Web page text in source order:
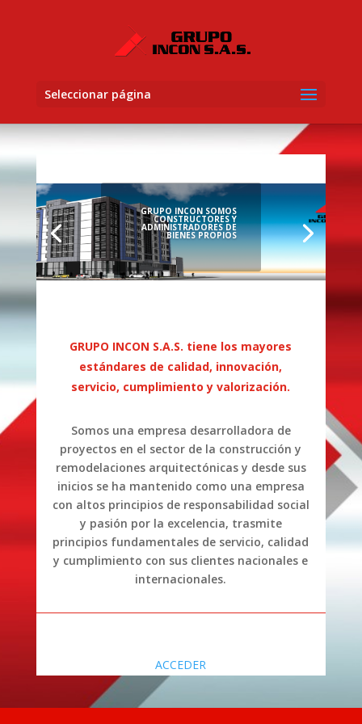
Seleccionar página
GRUPO INCON SOMOS
CONSTRUCTORES Y
ADMINISTRADORES DE
BIENES PROPIOS
GRUPO INCON S.A.S. tiene los mayores
estándares de calidad, innovación,
servicio, cumplimiento y valorización.
Somos una empresa desarrolladora de
proyectos en el sector de la construcción y
remodelaciones arquitectónicas y desde sus
inicios se ha mantenido como una empresa
con altos principios de responsabilidad social
y pasión por la excelencia, trasmite
principios fundamentales de servicio, calidad
y cumplimiento con sus clientes nacionales e
internacionales.
ACCEDER